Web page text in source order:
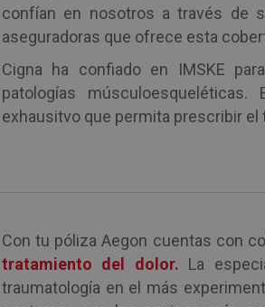
confían en nosotros a través de
aseguradoras que ofrece esta
Cigna ha confiado en IMSKE
patologías
exhausitvo que permita prescribir
Con tu póliza Aegon cuentas con
tratamiento del dolor. La
traumatología en el más